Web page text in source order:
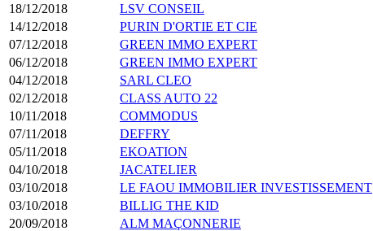
18/12/2018
LSV CONSEIL
14/12/2018
PURIN D'ORTIE ET CIE
07/12/2018
GREEN IMMO EXPERT
06/12/2018
GREEN IMMO EXPERT
04/12/2018
SARL CLEO
02/12/2018
CLASS AUTO 22
10/11/2018
COMMODUS
07/11/2018
DEFFRY
05/11/2018
EKOATION
04/10/2018
JACATELIER
03/10/2018
LE FAOU IMMOBILIER INVESTISSEMENT
03/10/2018
BILLIG THE KID
20/09/2018
ALM MAÇONNERIE